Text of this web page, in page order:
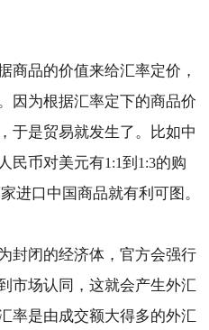
商品的价值来给汇率定价，
因为根据汇率定下的商品价
于是贸易就发生了。比如中
民币对美元有1:1到 1:3的购
进口中国商品就有利可图。
封闭的经济体，官方会强行
市场认同，这就会产生外汇
率是由成交额大得多的外汇